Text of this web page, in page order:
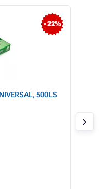
- 22%
500LS